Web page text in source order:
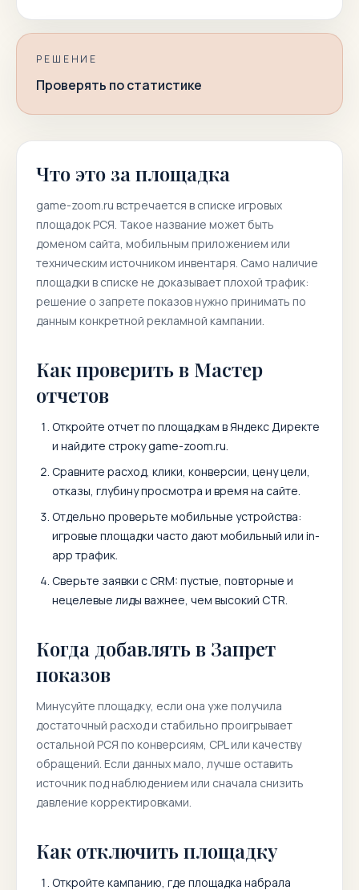
РЕШЕНИЕ
Проверять по статистике
Что это за площадка
game-zoom.ru встречается в списке игровых
площадок РСЯ. Такое название может быть
доменом сайта, мобильным приложением или
техническим источником инвентаря. Само наличие
площадки в списке не доказывает плохой трафик:
решение о запрете показов нужно принимать по
данным конкретной рекламной кампании.
Как проверить в Мастер
отчетов
Откройте отчет по площадкам в Яндекс Директе
и найдите строкуgame-zoom.ru.
Сравните расход, клики, конверсии, цену цели,
отказы, глубину просмотра и время на сайте.
Отдельно проверьте мобильные устройства:
игровые площадки часто дают мобильный или in-
app трафик.
Сверьте заявки с CRM: пустые, повторные и
нецелевые лиды важнее, чем высокий CTR.
Когда добавлять в Запрет
показов
Минусуйте площадку, если она уже получила
достаточный расход и стабильно проигрывает
остальной РСЯ по конверсиям, CPL или качеству
обращений. Если данных мало, лучше оставить
источник под наблюдением или сначала снизить
давление корректировками.
Как отключить площадку
Откройте кампанию, где площадка набрала